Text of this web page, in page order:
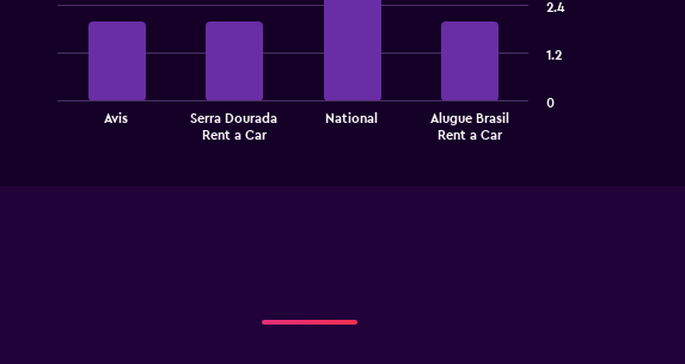
bars.
The
Avis
Serra Dourada
Rent a Car
National
Alugue Brasil
Rent a Car
0
1.2
2.4